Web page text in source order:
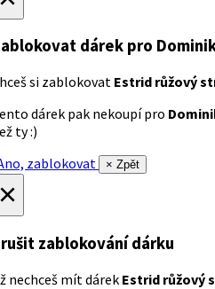
dárek pro
si zablokovat Estrid růžový
dárek pak nekoupí pro
ty :)
zablokovat
× Zpět
zablokování dárku
nechceš mít dárek Estrid růžový